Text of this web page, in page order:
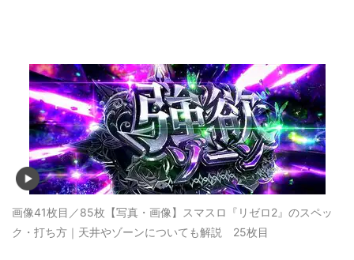
画像41枚目／85枚 【写真・画像】スマスロ『リゼロ2』のスペッ
ク・打ち方｜天井やゾーンについても解説 25枚目